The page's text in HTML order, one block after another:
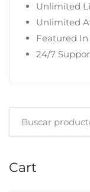
Unlimited
Unlimited
Featured In
24/7
Cart